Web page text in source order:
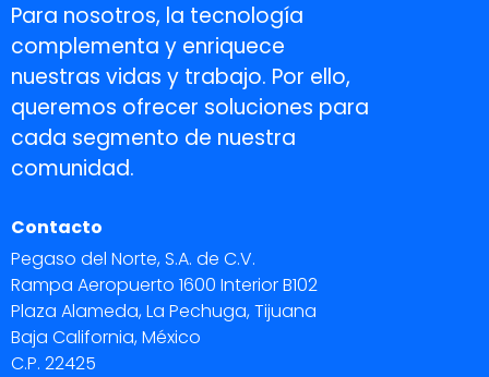
Para nosotros, la tecnología
complementa y enriquece
nuestras vidas y trabajo. Por ello,
queremos ofrecer soluciones para
cada segmento de nuestra
comunidad.
Contacto
Pegaso del Norte, S.A. de C.V.
Rampa Aeropuerto 1600 Interior B102
Plaza Alameda, La Pechuga, Tijuana
Baja California, México
C.P. 22425